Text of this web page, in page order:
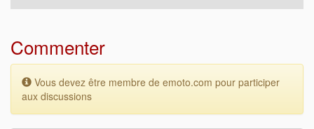
Commenter
Vous devez être membre de emoto.com pour participer
aux discussions